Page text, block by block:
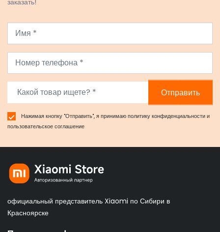
Отправить
Нажимая кнопку "Отправить", я принимаюполитику конфиденциальностии
пользовательское соглашение
официальный представитель Xiaomi по Сибири в
Красноярске